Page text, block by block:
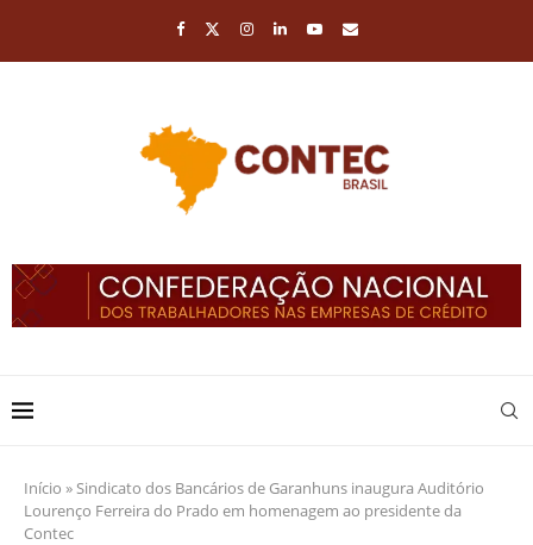
Início »Sindicato dos Bancários de Garanhuns inaugura Auditório
Lourenço Ferreira do Prado em homenagem ao presidente da
Contec